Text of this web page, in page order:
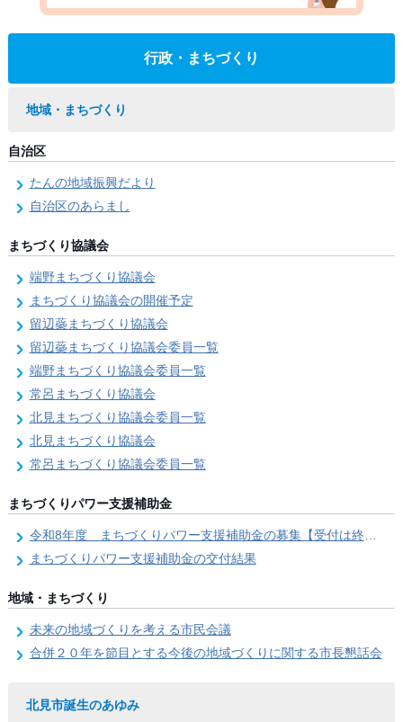
行政・まちづくり
地域・まちづくり
自治区
たんの地域振興だより
自治区のあらまし
まちづくり協議会
端野まちづくり協議会
まちづくり協議会の開催予定
留辺蘂まちづくり協議会
留辺蘂まちづくり協議会委員一覧
端野まちづくり協議会委員一覧
常呂まちづくり協議会
北見まちづくり協議会委員一覧
北見まちづくり協議会
常呂まちづくり協議会委員一覧
まちづくりパワー支援補助金
令和8年度 まちづくりパワー支援補助金の募集【受付は終了しました。】
まちづくりパワー支援補助金の交付結果
地域・まちづくり
未来の地域づくりを考える市民会議
合併２０年を節目とする今後の地域づくりに関する市長懇話会
北見市誕生のあゆみ